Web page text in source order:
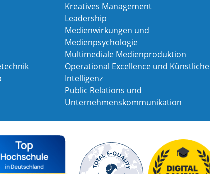
Kreatives Management
Leadership
Medienwirkungen und
Medienpsychologie
Multimediale Medienproduktion
Operational Excellence und Künstliche
Intelligenz
Public Relations und
Unternehmenskommunikation